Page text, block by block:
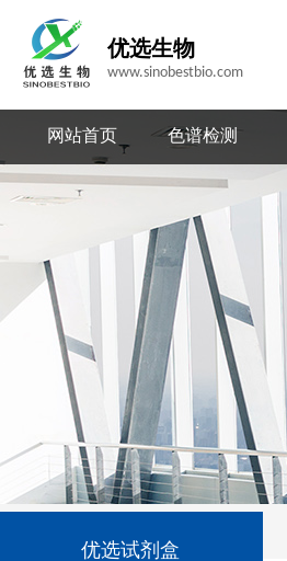
www.sinobestbio.com
优选生物
网站首页 色谱检测
优选试剂盒